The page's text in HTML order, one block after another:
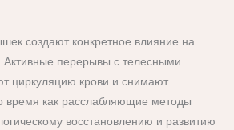
создают конкретное влияние на
Активные перерывы с телесными
циркуляцию крови и снимают
время как расслабляющие методы
восстановлению и развитию